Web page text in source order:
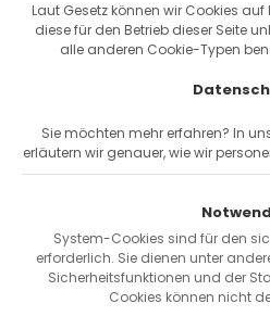
Service
Firmen Flottenkauf
Pendler-Sparrechner
Kontakt
Passwort vergessen
Laut Gesetz können wir Cookies
diese für den Betrieb dieser Seite
alle anderen Cookie-Typen
Sie möchten mehr erfahren? In
erläutern wir genauer, wie wir
System-Cookies sind für den
erforderlich. Sie dienen unter
Sicherheitsfunktionen und der
Cookies können nicht